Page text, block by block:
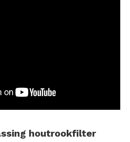
houtrookfilter